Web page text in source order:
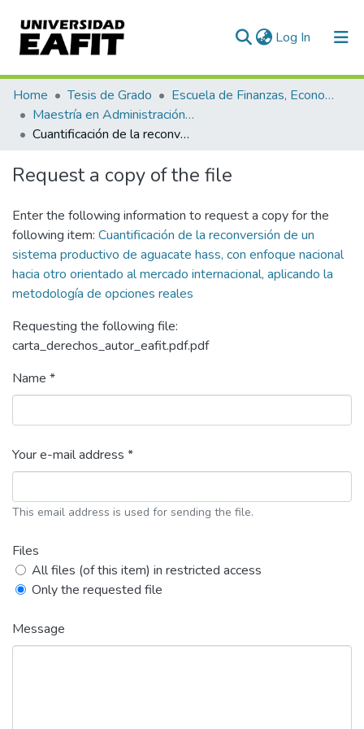
Log In (current)
Communities & Collections
All of DSpace
Home Tesis de Grado
Escuela de Finanzas, Economía y Gobierno
Maestría en Administración Financiera (tesis)
Cuantificación de la reconversión de un sistema productivo de aguacate hass, con enfoque nacional hacia otro orientado al mercado internacional, aplicando la metodología de opciones reales
Request a copy of the file
Enter the following information to request a copy for the
following item: Cuantificación de la reconversión de un
sistema productivo de aguacate hass, con enfoque nacional
hacia otro orientado al mercado internacional, aplicando la
metodología de opciones reales
Requesting the following file:
carta_derechos_autor_eafit.pdf.pdf
Name *
Your e-mail address *
This email address is used for sending the file.
Files
All files (of this item) in restricted access
Only the requested file
Message